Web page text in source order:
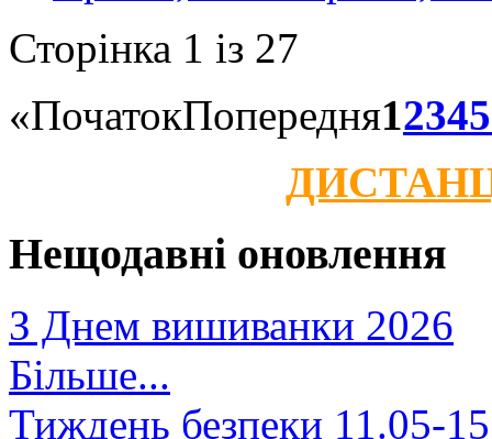
Сторінка 1 із 27
«ПочатокПопередня12345
Нещодавні оновлення
З Днем вишиванки 2026
Більше...
Тиждень безпеки 11.05-